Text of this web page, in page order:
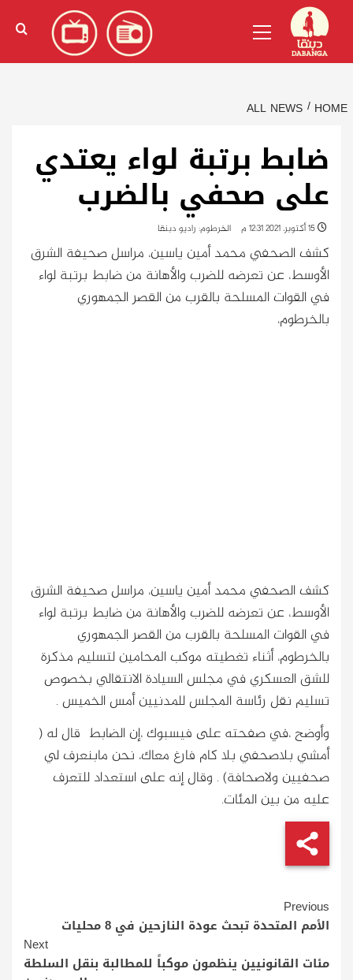
content
الإنجليزية)
Menu
HOME
ALL NEWS
ضابط برتبة لواء يعتدي
على صحفي بالضرب
الخرطوم: راديو دبنقا
كشف الصحفي محمد أمين ياسين، مراسل صحيفة الشرق
الأوسط، عن تعرضه للضرب والأهانة من ضابط برتبة لواء
في القوات المسلحة بالقرب من القصر الجمهوري
بالخرطوم،
كشف الصحفي محمد أمين ياسين، مراسل صحيفة الشرق
الأوسط، عن تعرضه للضرب والأهانة من ضابط برتبة لواء
في القوات المسلحة بالقرب من القصر الجمهوري
بالخرطوم، أثناء تغطيته موكب المحامين لتسليم مذكرة
للشق العسكري في مجلس السيادة الانتقالي بخصوص
تسليم نقل رئاسة المجلس للمدنيين أمس الخميس .
وأوضح ،في صفحته على فيسبوك ،إن الضابط قال له (
أمشي بلاصحفي بلا كام فارغ معاك، نحن مابنعرف لي
صحفيين ولاصحافة) . وقال إنه على استعداد للتعرف
عليه من بين المئات.
Continue
Reading
Previous
الأمم المتحدة تبحث عودة النازحين في 8 محليات
Next
مئات القانونيين ينظمون موكباً للمطالبة بنقل السلطة